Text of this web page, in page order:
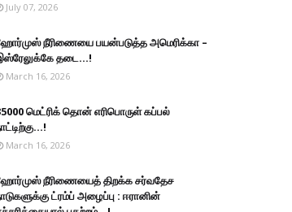
July 07, 2026
நீரிணையை பயன்படுத்த அமெரிக்கா –
தடை...!
March 16, 2026
மெட்ரிக் தொன் எரிபொருள் கப்பல்
March 16, 2026
நீரிணையைத் திறக்க சர்வதேச
ட்ரம்ப் அழைப்பு : ஈரானின்